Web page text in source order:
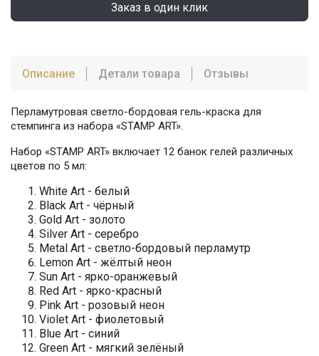
Заказ в один клик
Описание Детали товара Отзывы
Перламутровая светло-бордовая гель-краска для
стемпинга из набора «STAMP ART».
Набор «STAMP ART» включает 12 банок гелей различных
цветов по 5 мл:
White Art - белый
Black Art - чёрный
Gold Art - золото
Silver Art - серебро
Metal Art - светло-бордовый перламутр
Lemon Art - жёлтый неон
Sun Art - ярко-оранжевый
Red Art - ярко-красный
Pink Art - розовый неон
Violet Art - фиолетовый
Blue Art - синий
Green Art - мягкий зелёный